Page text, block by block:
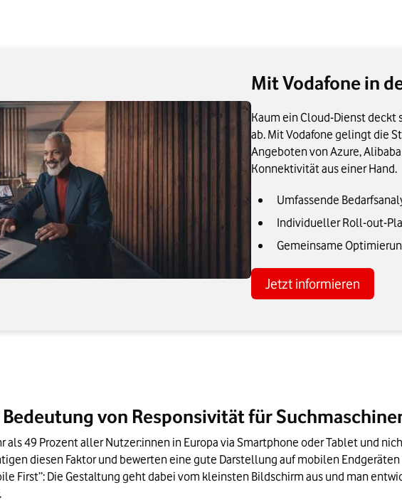
Mit Vodafone in
Kaum ein Cloud-Dienst
ab. Mit Vodafone gelingt die
Angeboten von Azure,
Konnektivität aus einer Hand.
Umfassende
Individueller Roll-out-
Gemeinsame
Jetzt informieren
von Responsivität für
als 49 Prozent aller Nutzer:innen in Europa via Smartphone oder Tablet und
diesen Faktor und bewerten eine gute Darstellung auf mobilen
First”: Die Gestaltung geht dabei vom kleinsten Bildschirm aus und man